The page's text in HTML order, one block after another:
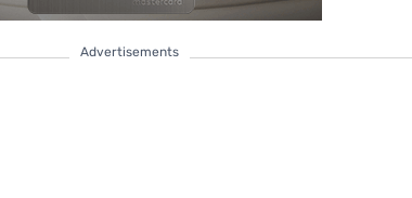
Advertisements